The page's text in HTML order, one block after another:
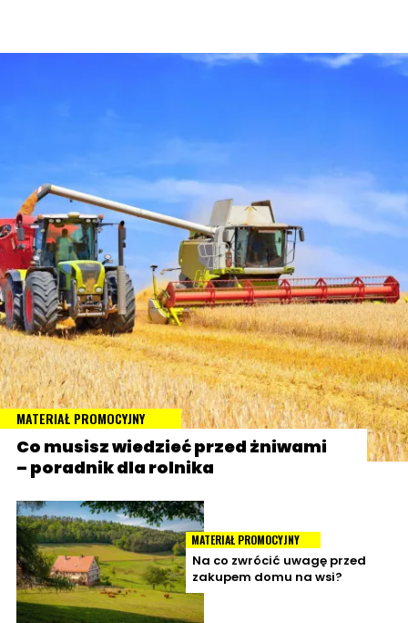
MATERIAŁ PROMOCYJNY
Co musisz wiedzieć przed żniwami
– poradnik dla rolnika
MATERIAŁ PROMOCYJNY
Na co zwrócić uwagę przed
zakupem domu na wsi?